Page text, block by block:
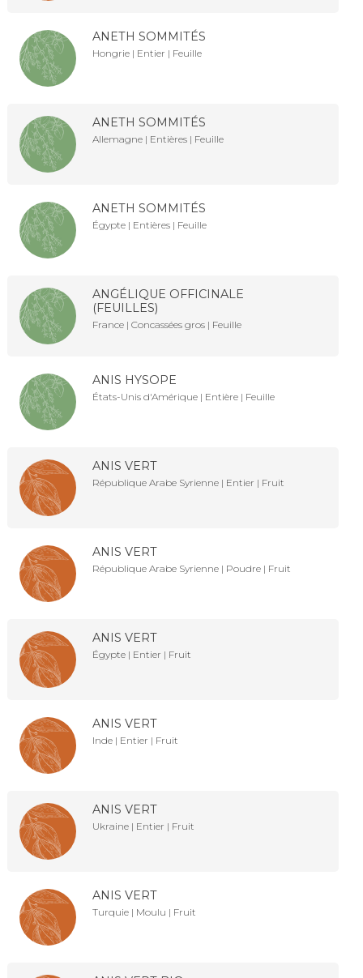
ANETH SOMMITÉS
Hongrie | Entier | Feuille
ANETH SOMMITÉS
Allemagne | Entières | Feuille
ANETH SOMMITÉS
Égypte | Entières | Feuille
ANGÉLIQUE OFFICINALE
(FEUILLES)
France | Concassées gros | Feuille
ANIS HYSOPE
États-Unis d'Amérique | Entière | Feuille
ANIS VERT
République Arabe Syrienne | Entier | Fruit
ANIS VERT
République Arabe Syrienne | Poudre | Fruit
ANIS VERT
Égypte | Entier | Fruit
ANIS VERT
Inde | Entier | Fruit
ANIS VERT
Ukraine | Entier | Fruit
ANIS VERT
Turquie | Moulu | Fruit